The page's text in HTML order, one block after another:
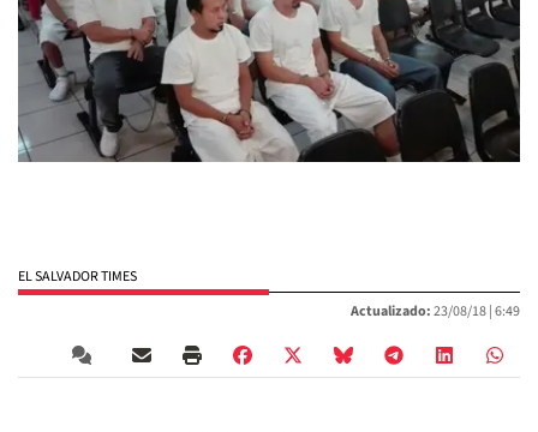
EL SALVADOR TIMES
Actualizado:23/08/18 |6:49